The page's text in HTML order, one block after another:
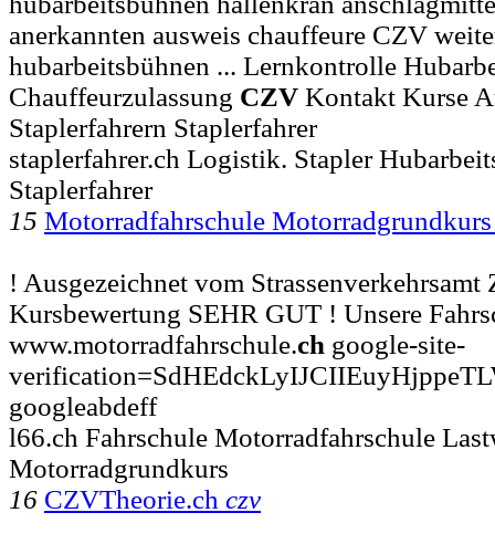
anerkannten ausweis chauffeure CZV
hubarbeitsbühnen ... Lernkontrolle
Chauffeurzulassung CZV Kontakt Kurse
Staplerfahrern Staplerfahrer
staplerfahrer.ch Logistik. Stapler
Staplerfahrer
15 Motorradfahrschule
! Ausgezeichnet vom Strassenverkehrsamt
Kursbewertung SEHR GUT ! Unsere
www.motorradfahrschule.ch google-site-
googleabdeff
l66.ch Fahrschule Motorradfahrschule
Motorradgrundkurs
16 CZVTheorie.ch czv